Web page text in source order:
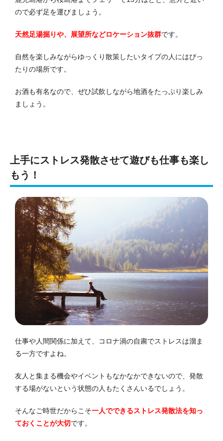
ので必ず足を運びましょう。
天然足湯掘りや、展望所などロケーション抜群です。
自然を楽しみながらゆっくり散策したいタイプの人にはぴっ
たりの場所です。
お酒も有名なので、ぜひ試飲しながら地酒をたっぷり楽しみ
ましょう。
上手にストレス発散させて遊びも仕事も楽し
もう！
仕事や人間関係に加えて、コロナ渦の自粛でストレスは溜ま
る一方ですよね。
友人と集まる機会やイベントもなかなかできないので、発散
する場がないという状態の人もたくさんいるでしょう。
そんなご時世だからこそ一人でできるストレス発散法を知っ
ておくことが大切です。